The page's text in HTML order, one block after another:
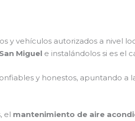
y vehículos autorizados a nivel
Miguel e instalándolos si es el
y honestos, apuntando
el mantenimiento de aire